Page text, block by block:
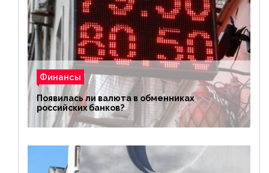
Финансы
Появилась ли валюта в обменниках
российских банков?